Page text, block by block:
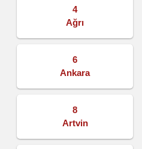
4
Ağrı
6
Ankara
8
Artvin